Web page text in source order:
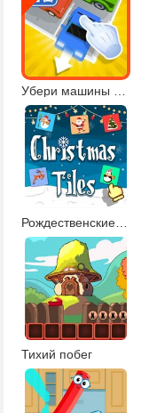
Рождественские плитки 2
Тихий побег